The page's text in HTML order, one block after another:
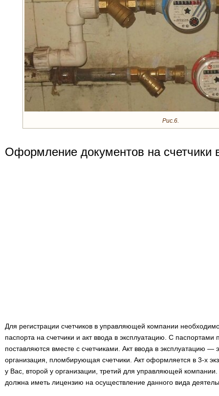
Рис.6.
Оформление документов на счетчики
Для регистрации счетчиков в управляющей компании
паспорта на счетчики и акт ввода в эксплуатацию. С паспортами
поставляются вместе с счетчиками. Акт ввода в эксплуатацию —
организация, пломбирующая счетчики. Акт оформляется в 3-х
у Вас, второй у организации, третий для управляющей
должна иметь лицензию на осуществление данного вида